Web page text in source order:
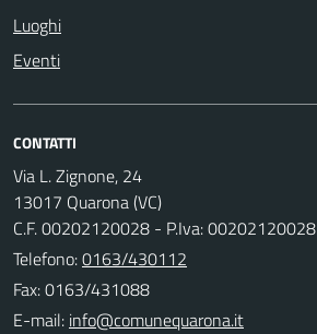
Luoghi
Eventi
CONTATTI
Via L. Zignone, 24
13017 Quarona (VC)
C.F. 00202120028 - P.Iva: 00202120028
Telefono:0163/430112
Fax: 0163/431088
E-mail: